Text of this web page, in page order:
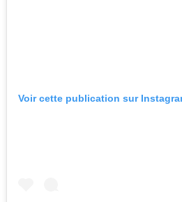
Voir cette publication sur